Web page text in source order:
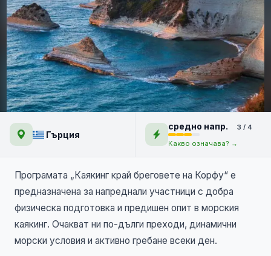
Корфу за напреднали
Гърция
средно напр.
3 / 4
Какво означава? →
Програмата „Каякинг край бреговете на Корфу“ е
предназначена за напреднали участници с добра
физическа подготовка и предишен опит в морския
каякинг. Очакват ни по-дълги преходи, динамични
морски условия и активно гребане всеки ден.